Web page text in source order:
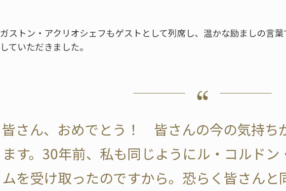
ガストン・アクリオシェフもゲストとして列席し、温かな励ましの言
していただきました。
皆さん、おめでとう！ 皆さんの今の気持ち
ます。30年前、私も同じようにル・コルドン
ムを受け取ったのですから。恐らく皆さんと